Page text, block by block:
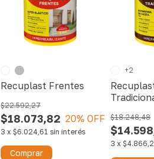
Recuplast Frentes
$18.073,82
$22.592,27
20% OFF
3 x $6.024,61 sin interés
Comprar
$18.248,48
3 x
+2